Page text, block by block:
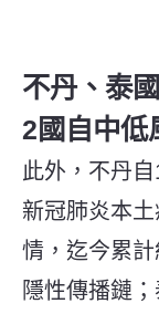
不丹、泰
2國自中低
此外，不丹
新冠肺炎本
情，迄今累
隱性傳播鏈